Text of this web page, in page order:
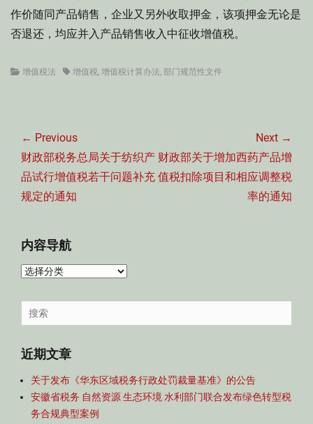
作价随同产品销售，企业又另外收取押金，该项押金无论是
否退还，均应并入产品销售收入中征收增值税。
Categories
增值税法 Tags增值税, 增值税计算办法, 部门规范性文件
章
导
航
← Previous
Previous
post:
财政部税务总局关于纺织产
品试行增值税若干问题补充
规定的通知
Next →
Next
post:
财政部关于增加西药产品增
值税扣除项目和相应调整税
率的通知
内容导航
内
导
航
Search
for:
近期文章
关于发布《华东区域税务行政处罚裁量基准》的公告
安徽省税务 自然资源 生态环境 水利部门联合发布绿色转型税
务合规典型案例